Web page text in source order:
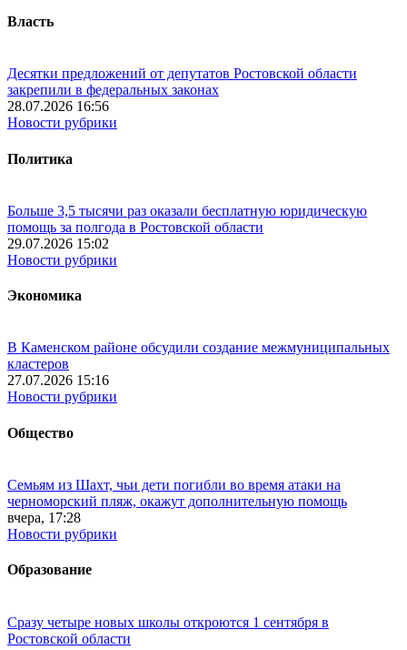
Власть
Десятки предложений от депутатов Ростовской области
закрепили в федеральных законах
28.07.2026 16:56
Новости рубрики
Политика
Больше 3,5 тысячи раз оказали бесплатную юридическую
помощь за полгода в Ростовской области
29.07.2026 15:02
Новости рубрики
Экономика
В Каменском районе обсудили создание межмуниципальных
кластеров
27.07.2026 15:16
Новости рубрики
Общество
Семьям из Шахт, чьи дети погибли во время атаки на
черноморский пляж, окажут дополнительную помощь
вчера, 17:28
Новости рубрики
Образование
Сразу четыре новых школы откроются 1 сентября в
Ростовской области